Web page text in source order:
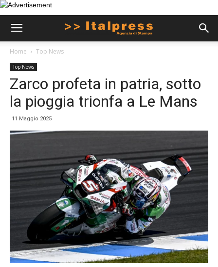
Home Top News
Top News
Zarco profeta in patria, sotto
la pioggia trionfa a Le Mans
11 Maggio 2025